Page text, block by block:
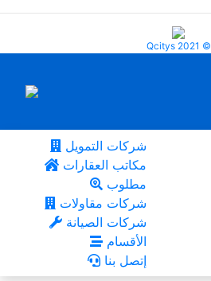
Qcitys 2021 ©
شركات التمويل
مكاتب العقارات
مطلوب
شركات مقاولات
شركات الصيانة
الأقسام
إتصل بنا